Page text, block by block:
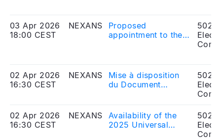
Fournier candidat
administrateur –
Nommé censeur
03 Apr 2026
18:00 CEST
NEXANS
Proposed
appointment to the
May 21st, 2026:
Thierry Fournier
effect
02 Apr 2026
16:30 CEST
NEXANS
Mise à disposition
du Document
02 Apr 2026
16:30 CEST
NEXANS
Availability of the
2025 Universal